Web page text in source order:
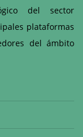
del sector
plataformas
del ámbito